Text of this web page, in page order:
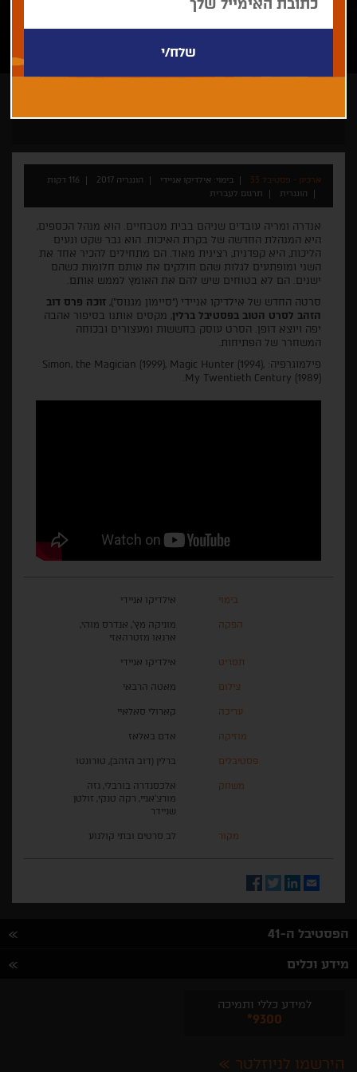
ארכיון - פסטיבל 33 בימוי: אילדיקו אניידי הונגריה 2017
116 דקות
הונגרית
תרגום לעברית
אנדרה ומריה עובדים שניהם בבית מטבחיים. הוא מנהל הכספים,
היא המנהלת החדשה של בקרת האיכות. הוא גבר שקט ונעים
הליכות, היא קפדנית, רצינית מאוד. הם מתחילים להכיר אחד את
השני ומופתעים לגלות שהם חולקים את אותם חלומות כשהם
ישנים. הם לא בטוחים שיש להם את האומץ לממש אותם.
סרטה החדש של אילדיקו אניידי ("סיימון מגנוס"), זוכה פרס דוב
הזהב לסרט הטוב בפסטיבל ברלין, מקסים אותנו בסיפור אהבה
יפה ויוצא דופן. הסרט עוסק בחששות ומעצורים ובכוחה
המשחרר של הפתיחות.
פילמוגרפיה: Simon, the Magician (1999), Magic Hunter (1994),
My Twentieth Century (1989).
בימוי אילדיקו אניידי
הפקה
מוניקה מץ', אנדרס מוהי,
ארנאו מזטרהאזי
תסריט אילדיקו אניידי
צילום מאטה הרבאי
עריכה קארולי סאלאיי
מוזיקה אדם באלאז
פסטיבלים ברלין (דוב הזהב), טורונטו
משחק
אלכסנדרה בורבלי, גזה
מורצ'אניי, רקה טנקי, זולטן
שניידר
מקור לב סרטים ובתי קולנוע
Email
LinkedIn
Twitter
Facebook
הפסטיבל ה-41
מידע וכלים
למידע כללי ותמיכה
*9300
הירשמו לניוזלטר